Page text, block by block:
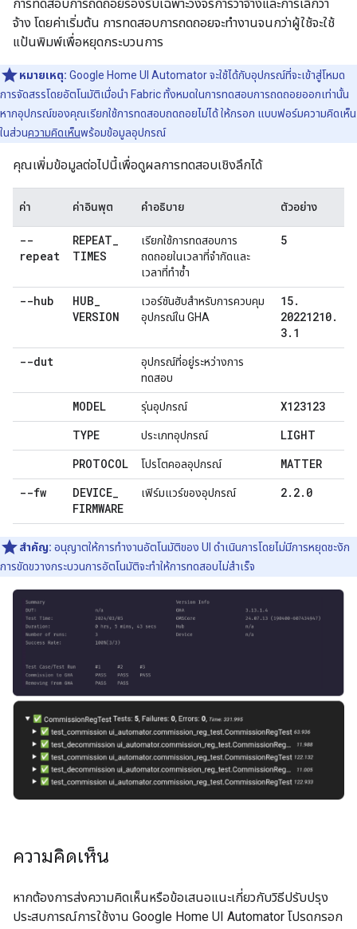
การทดสอบการถดถอยรองรับเฉพาะวงจรการว่าจ้างและการเลิกว่า
จ้าง โดยค่าเริ่มต้น การทดสอบการถดถอยจะทำงานจนกว่าผู้ใช้จะใช้
แป้นพิมพ์เพื่อหยุดกระบวนการ
หมายเหตุ: Google Home UI Automatorจะใช้ได้กับอุปกรณ์ที่จะเข้าสู่โหมด
การจัดสรรโดยอัตโนมัติเมื่อนำ Fabric ทั้งหมดในการทดสอบการถดถอยออกเท่านั้น
หากอุปกรณ์ของคุณเรียกใช้การทดสอบถดถอยไม่ได้ ให้กรอก แบบฟอร์มความคิดเห็น
ในส่วนความคิดเห็นพร้อมข้อมูลอุปกรณ์
คุณเพิ่มข้อมูลต่อไปนี้เพื่อดูผลการทดสอบเชิงลึกได้
ค่า ค่าอินพุต คำอธิบาย ตัวอย่าง
--
repeat
REPEAT_
TIMES
เรียกใช้การทดสอบการ
ถดถอยในเวลาที่จำกัดและ
เวลาที่ทำซ้ำ
5
--hub HUB_
VERSION
เวอร์ชันฮับสำหรับการควบคุม
อุปกรณ์ใน GHA
15.
20221210.
3. 1
--dut
อุปกรณ์ที่อยู่ระหว่างการ
ทดสอบ
MODEL รุ่นอุปกรณ์
X123123
TYPE
ประเภทอุปกรณ์
LIGHT
PROTOCOL
โปรโตคอลอุปกรณ์
MATTER
--fw
DEVICE_
FIRMWARE
เฟิร์มแวร์ของอุปกรณ์ 2. 2. 0
สำคัญ: อนุญาตให้การทำงานอัตโนมัติของ UI ดำเนินการโดยไม่มีการหยุดชะงัก
การขัดขวางกระบวนการอัตโนมัติจะทำให้การทดสอบไม่สำเร็จ
ความคิดเห็น
หากต้องการส่งความคิดเห็นหรือข้อเสนอแนะเกี่ยวกับวิธีปรับปรุง
ประสบการณ์การใช้งาน Google Home UI Automator โปรดกรอก